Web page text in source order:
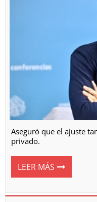
Aseguró que el ajuste
privado.
LEER MÁS